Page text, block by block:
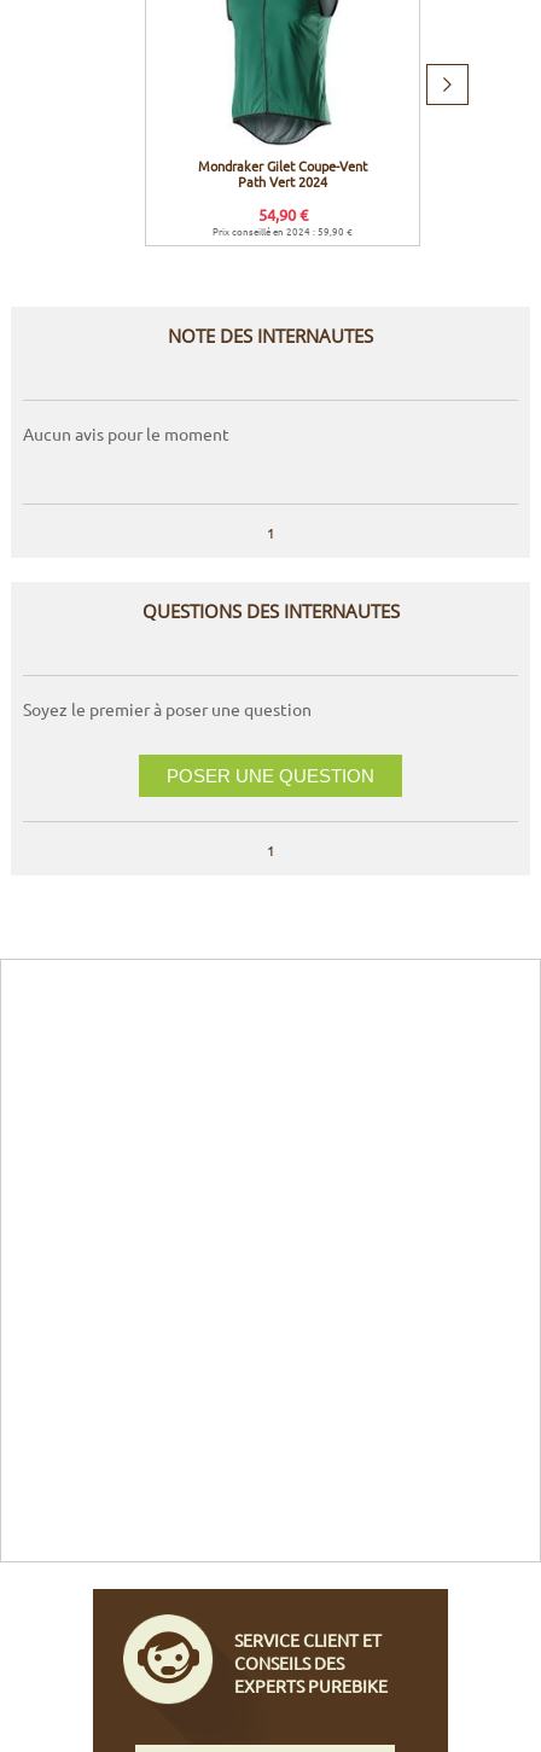
Mondraker Gilet Coupe-Vent
Path Vert 2024
54,90 €
Prix conseillé en 2024 : 59,90 €
Produit
NOTE DES INTERNAUTES
Aucun avis pour le moment
1
QUESTIONS DES INTERNAUTES
Soyez le premier à poser une question
POSER UNE QUESTION
1
SERVICE CLIENT ET
CONSEILS DES
EXPERTS PUREBIKE